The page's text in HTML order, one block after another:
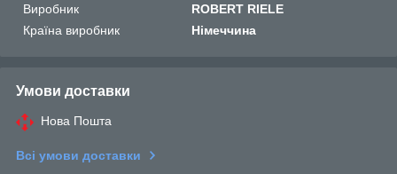
Виробник
ROBERT RIELE
Країна виробник
Німеччина
Умови доставки
Нова Пошта
Всі умови доставки